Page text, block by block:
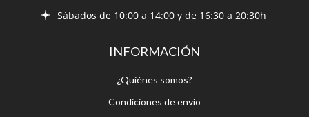
Sábados de 10:00 a 14:00 y de 16:30 a 20:30h
INFORMACIÓN
¿Quiénes somos?
Condiciones de envío